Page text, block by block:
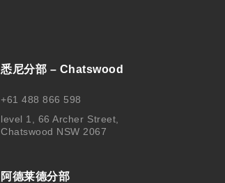
悉尼分部 – Chatswood
+61 488 866 598
level 1, 66 Archer Street,
Chatswood NSW 2067
阿德莱德分部